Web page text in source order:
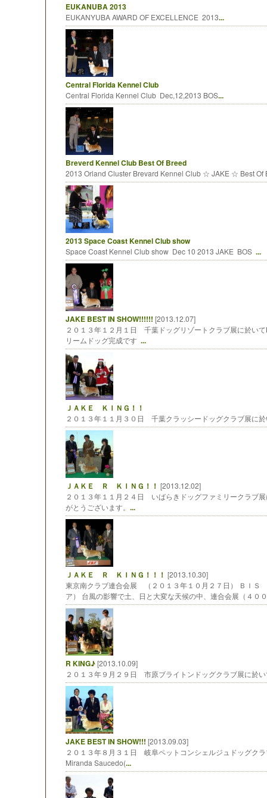
EUKANUBA 2013
EUKANYUBA AWARD OF EXCELLENCE 2013...
Central Florida Kennel Club
Central Florida Kennel Club Dec,12,2013 BOS...
Breverd Kennel Club Best Of Breed
2013 Orland Cluster Brevard Kennel Club ☆ JAKE ☆ Best Of
2013 Space Coast Kennel Club show
Space Coast Kennel Club show Dec 10 2013 JAKE BOS ...
JAKE BEST IN SHOW!!!!!! [2013.12.07]
２０１３年１２月１日 千葉ドッグリゾートクラブ展に於い
リームドッグ完成です ...
ＪＡＫＥ ＫＩＮＧ！！
２０１３年１１月３０日 千葉クラッシードッグクラブ展に
ＪＡＫＥ Ｒ ＫＩＮＧ！！ [2013.12.02]
２０１３年１１月２４日 いばらきドッグファミリークラブ
がとうございます。 ...
ＪＡＫＥ Ｒ ＫＩＮＧ！！！ [2013.10.30]
東京南クラブ連合会展 （２０１３年１０月２７日） ＢＩ
ア） 台風の影響で土、日と大変な天候の中、連合会展（４００
R KING♪[2013.10.09]
２０１３年９月２９日 市原ブライトンドッグクラブ展に於
JAKE BEST IN SHOW!!! [2013.09.03]
２０１３年８月３１日 岐阜ペットコンシェルジュドッグク
Miranda Saucedo(...